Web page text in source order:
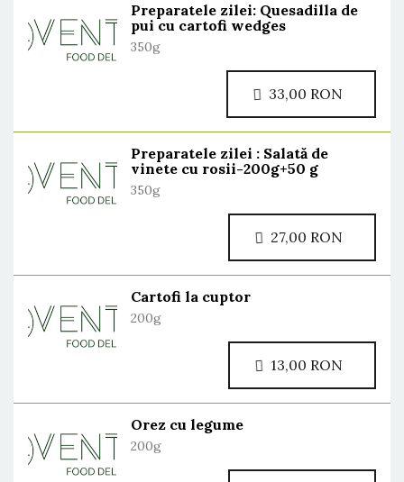
Preparatele zilei: Quesadilla de
pui cu cartofi wedges
350g
Preparatele zilei : Salată de
vinete cu rosii-200g+50 g
350g
Cartofi la cuptor
200g
Orez cu legume
200g